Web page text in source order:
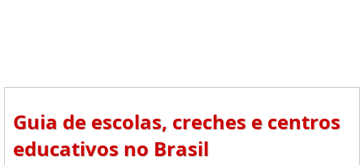
Guia de escolas, creches e centros
educativos no Brasil